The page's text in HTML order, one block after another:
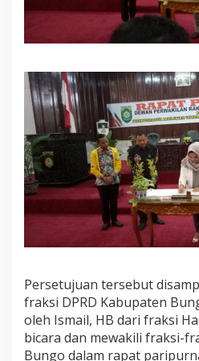
F
r
a
i
e
r
h
a
d
a
p
R
a
n
r
d
a
P
e
r
Persetujuan tersebut
fraksi DPRD Kabupaten
oleh Ismail, HB dari fraksi
bicara dan mewakili fraksi-
Bungo dalam rapat